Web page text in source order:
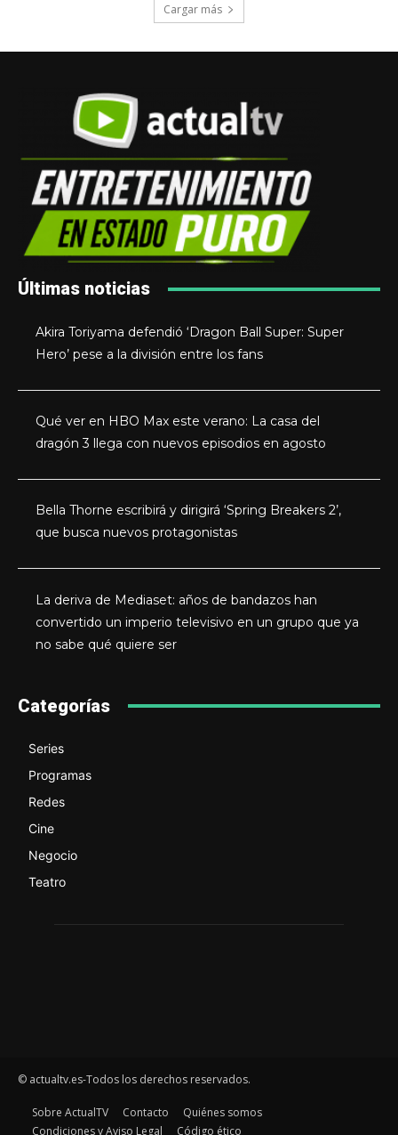
Cargar más
Últimas noticias
Akira Toriyama defendió ‘Dragon Ball Super: Super
Hero’ pese a la división entre los fans
Qué ver en HBO Max este verano: La casa del
dragón 3 llega con nuevos episodios en agosto
Bella Thorne escribirá y dirigirá ‘Spring Breakers 2’,
que busca nuevos protagonistas
La deriva de Mediaset: años de bandazos han
convertido un imperio televisivo en un grupo que ya
no sabe qué quiere ser
Categorías
Series
Programas
Redes
Cine
Negocio
Teatro
© actualtv.es-Todos los derechos reservados.
Sobre ActualTV Contacto
Quiénes somos
Condiciones y Aviso Legal
Código ético